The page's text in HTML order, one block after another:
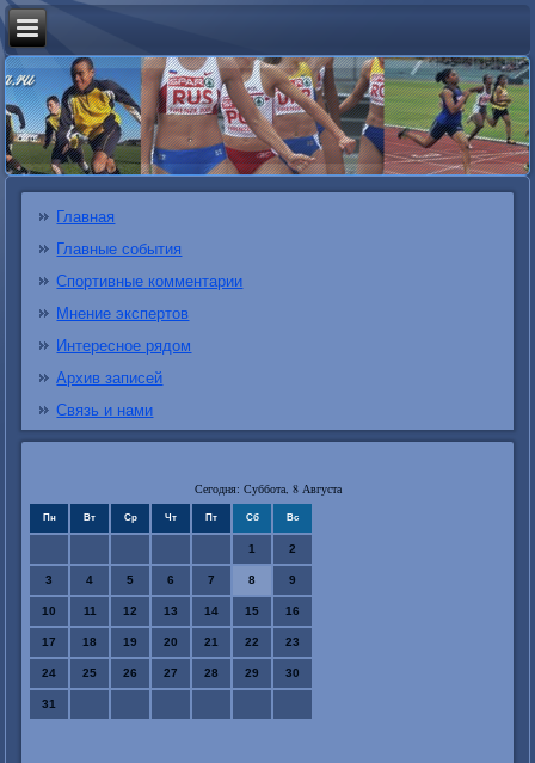
Главная
Главные события
Спортивные комментарии
Мнение экспертов
Интересное рядом
Архив записей
Связь и нами
Сегодня: Суббота, 8 Августа
Пн Вт Ср Чт Пт Сб Вс
1 2
3 4 5 6 7 8 9
10 11 12 13 14 15 16
17 18 19 20 21 22 23
24 25 26 27 28 29 30
31